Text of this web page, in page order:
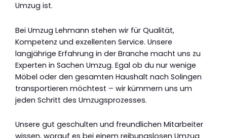
Umzug ist.
Bei Umzug Lehmann stehen wir für Qualität,
Kompetenz und exzellenten Service. Unsere
langjährige Erfahrung in der Branche macht uns zu
Experten in Sachen Umzug. Egal ob du nur wenige
Möbel oder den gesamten Haushalt nach Solingen
transportieren möchtest – wir kümmern uns um
jeden Schritt des Umzugsprozesses.
Unsere gut geschulten und freundlichen Mitarbeiter